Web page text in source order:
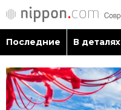
Последние В деталях